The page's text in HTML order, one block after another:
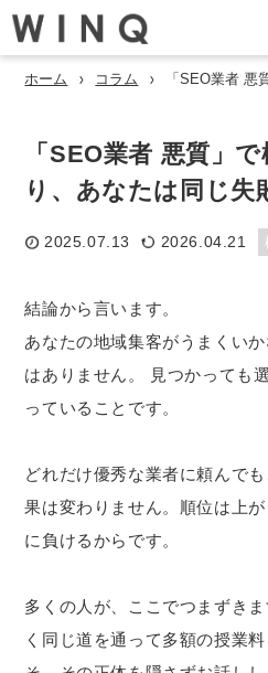
ホーム コラム 「SEO業者
「SEO業者 悪質」
り、あなたは同じ失
2025.07.13 2026.04.21
結論から言います。
あなたの地域集客がうまくい
はありません。 見つかっても
っていることです。
どれだけ優秀な業者に頼んで
果は変わりません。順位は上
に負けるからです。
多くの人が、ここでつまずき
く同じ道を通って多額の授業